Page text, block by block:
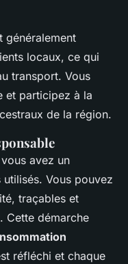
généralement
locaux, ce qui
transport. Vous
et participez à la
de la région.
avez un
Vous pouvez
traçables et
Cette démarche
réfléchi et chaque